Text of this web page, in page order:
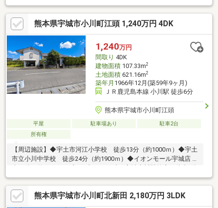
◆イオンモール宇城 徒歩18分（約1400ｍ）◆セブンイレブン宇
城小川駅前店 徒歩9分（約700ｍ）＼おウチ探しはケイアイエポ
ックメイキング（株）熊本店へお任せください！／〇 ● 〇 30
秒で来場予約 〇 ● 〇 「資料請求」はオレンジのボタン
（無料）「見学予約」は赤いボタン（無料）をクリック♪メールだ
けで内覧予約ができちゃいます！お気軽にお問い合わせください♪
熊本県宇城市小川町江頭 1,240万円 4DK
1,240万円
間取り 4DK
建物面積107.33m2
土地面積621.16m2
築年月 1966年12月(築59年9ヶ月)
ＪＲ鹿児島本線 小川駅 徒歩6分
熊本県宇城市小川町江頭
平屋 駐車場あり
駐車2台
所有権
【周辺施設】◆宇土市河江小学校 徒歩13分（約1000ｍ）◆宇土
市立小川中学校 徒歩24分（約1900ｍ）◆イオンモール宇城店 徒
（約600ｍ）＼おウチ探しはケイアイエポックメイキング（株）
へお任せください！／☆幅広いご紹介♪気になる物件を一括でご
紹介させて頂きます！☆住宅ローン相談無料対応！☆土日平日夜
でもご対応可能です！
熊本県宇城市小川町北新田 2,180万円 3LDK